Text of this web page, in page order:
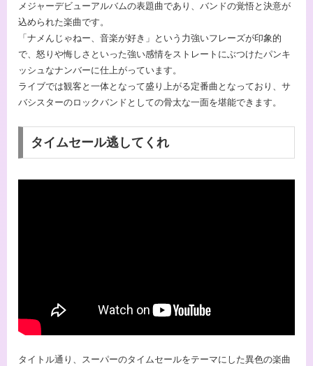
メジャーデビューアルバムの表題曲であり、バンドの覚悟と決意が
込められた楽曲です。
「ナメんじゃねー、音楽が好き」という力強いフレーズが印象的
で、怒りや悔しさといった強い感情をストレートにぶつけたパンキ
ッシュなナンバーに仕上がっています。
ライブでは観客と一体となって盛り上がる定番曲となっており、サ
バシスターのロックバンドとしての骨太な一面を堪能できます。
タイムセール逃してくれ
タイトル通り、スーパーのタイムセールをテーマにした異色の楽曲